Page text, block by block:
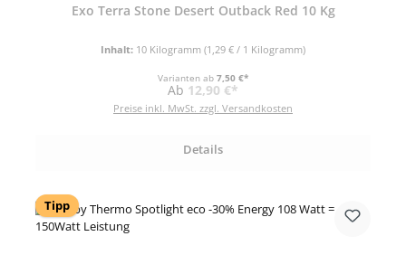
Exo Terra Stone Desert Outback Red 10 Kg
Inhalt: 10 Kilogramm (1,29 € / 1 Kilogramm)
Varianten ab 7,50 €*
Regulärer Preis:
Ab 12,90 €*
Preise inkl. MwSt. zzgl. Versandkosten
Details
Tipp